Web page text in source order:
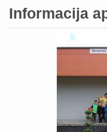
Informacija